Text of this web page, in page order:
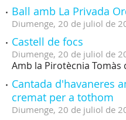
Ball amb La Privada
Diumenge, 20 de juliol de
Castell de focs
Diumenge, 20 de juliol de
Amb la Pirotècnia Tomàs
Cantada d'havaneres
cremat per a tothom
Diumenge, 20 de juliol de